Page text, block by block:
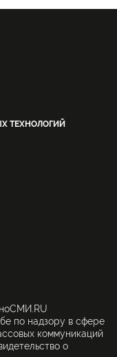
ТЕХНОЛОГИЙ
по надзору в сфере
коммуникаций
о